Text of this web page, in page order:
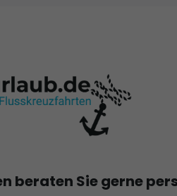
beraten Sie gerne